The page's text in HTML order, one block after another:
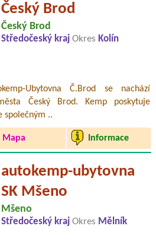
Český Brod
Český Brod
Středočeský kraj Okres Kolín
Ubytovna Č.Brod se nachází
Český Brod. Kemp poskytuje
společným ..
Mapa Informace
autokemp-ubytovna
SK Mšeno
Mšeno
Středočeský kraj Okres Mělník